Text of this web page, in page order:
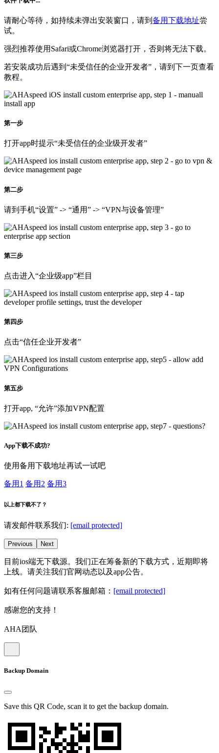
请耐心等待，如持续未弹出安装窗口，请到 备用下载地址尝
试。
强烈推荐使用Safari或Chrome浏览器打开，否则将无法下载。
若安装成功后遇到“未受信任的企业开发者”，请到下一页查看
教程。
第一步
打开app时提示“未受信任的企业级开发者”
第二步
请到手机“设置” -> “通用” -> “VPN与设备管理”
第三步
点击进入“企业级app”栏目
第四步
点击“信任企业开发者”
第五步
打开app, “允许”添加VPN配置
App下载不成功?
使用备用下载地址再试一试吧
备用1 备用2 备用3
以上都下载不了？
请发邮件联系我们: [email protected]
Previous Next
目前ios端无下载源。我们正在筹备新的下载方式，近期即将
上线。请关注我们官网动态以及app公告。
如有任何问题请联系客服邮箱： [email protected]
感谢您的支持！
AHA团队
Backup Domain
Save this QR Code, scan it to get the backup domain.